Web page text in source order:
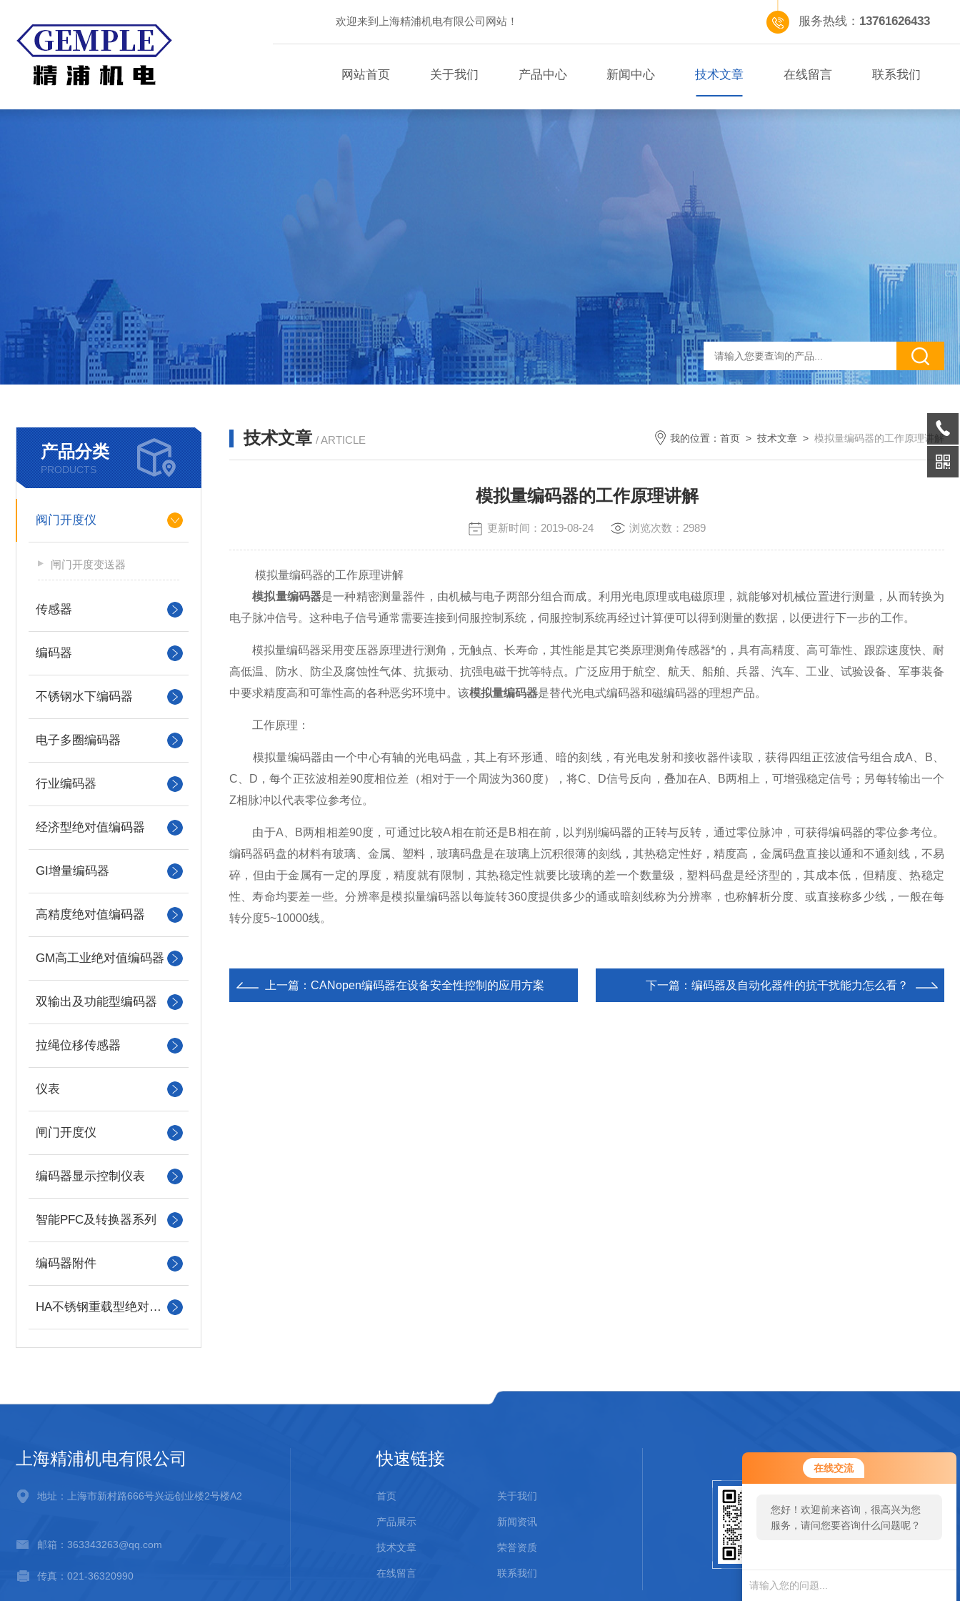
在线交流
您好！欢迎前来咨询，很高兴为您
服务，请问您要咨询什么问题呢？
欢迎来到上海精浦机电有限公司网站！ 服务热线： 13761626433
网站首页 关于我们 产品中心 新闻中心 技术文章 在线留言 联系我们
产品分类
PRODUCTS
阀门开度仪
闸门开度变送器
传感器
编码器
不锈钢水下编码器
电子多圈编码器
行业编码器
经济型绝对值编码器
GI增量编码器
高精度绝对值编码器
GM高工业绝对值编码器
双输出及功能型编码器
拉绳位移传感器
仪表
闸门开度仪
编码器显示控制仪表
智能PFC及转换器系列
编码器附件
HA不锈钢重载型绝对值编码器
技术文章 / ARTICLE 我的位置： 首页 > 技术文章 > 模拟量编码器的工作原理讲解
模拟量编码器的工作原理讲解
更新时间：2019-08-24 浏览次数：2989
模拟量编码器的工作原理讲解
模拟量编码器是一种精密测量器件，由机械与电子两部分组合而成。利用光电原理或电磁原理，就能够对机械位置进行测量，从而转换为
电子脉冲信号。这种电子信号通常需要连接到伺服控制系统，伺服控制系统再经过计算便可以得到测量的数据，以便进行下一步的工作。
模拟量编码器采用变压器原理进行测角，无触点、长寿命，其性能是其它类原理测角传感器*的，具有高精度、高可靠性、跟踪速度快、耐
高低温、防水、防尘及腐蚀性气体、抗振动、抗强电磁干扰等特点。广泛应用于航空、航天、船舶、兵器、汽车、工业、试验设备、军事装备
中要求精度高和可靠性高的各种恶劣环境中。该模拟量编码器是替代光电式编码器和磁编码器的理想产品。
工作原理：
模拟量编码器由一个中心有轴的光电码盘，其上有环形通、暗的刻线，有光电发射和接收器件读取，获得四组正弦波信号组合成A、B、
C、D，每个正弦波相差90度相位差（相对于一个周波为360度），将C、D信号反向，叠加在A、B两相上，可增强稳定信号；另每转输出一个
Z相脉冲以代表零位参考位。
由于A、B两相相差90度，可通过比较A相在前还是B相在前，以判别编码器的正转与反转，通过零位脉冲，可获得编码器的零位参考位。
编码器码盘的材料有玻璃、金属、塑料，玻璃码盘是在玻璃上沉积很薄的刻线，其热稳定性好，精度高，金属码盘直接以通和不通刻线，不易
碎，但由于金属有一定的厚度，精度就有限制，其热稳定性就要比玻璃的差一个数量级，塑料码盘是经济型的，其成本低，但精度、热稳定
性、寿命均要差一些。分辨率是模拟量编码器以每旋转360度提供多少的通或暗刻线称为分辨率，也称解析分度、或直接称多少线，一般在每
转分度5~10000线。
上一篇： CANopen编码器在设备安全性控制的应用方案 下一篇： 编码器及自动化器件的抗干扰能力怎么看？
上海精浦机电有限公司
地址：上海市新村路666号兴远创业楼2号楼A2
邮箱：363343263@qq.com
传真：021-36320990
快速链接
首页 关于我们
产品展示 新闻资讯
技术文章 荣誉资质
在线留言 联系我们
扫一扫关注我们